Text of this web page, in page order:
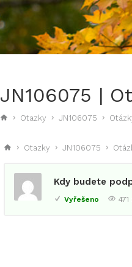
JN106075 |
Otazky JN106075
Otazky JN106075
Kdy budete
Vyřešeno